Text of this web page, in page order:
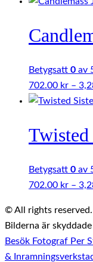
Betygsatt 0 av
702.00 kr –
Twisted
Betygsatt 0 av
702.00 kr –
© All rights reserved.
Bilderna är
Besök Fotograf Per
&